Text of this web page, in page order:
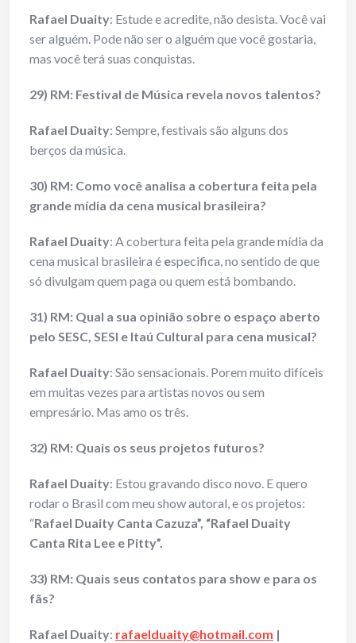
Rafael Duaity: Estude e acredite, não desista. Você vai
ser alguém. Pode não ser o alguém que você gostaria,
mas você terá suas conquistas.
29) RM: Festival de Música revela novos talentos?
Rafael Duaity: Sempre, festivais são alguns dos
berços da música.
30) RM: Como você analisa a cobertura feita pela
grande mídia da cena musical brasileira?
Rafael Duaity: A cobertura feita pela grande mídia da
cena musical brasileira é especifica, no sentido de que
só divulgam quem paga ou quem está bombando.
31) RM: Qual a sua opinião sobre o espaço aberto
pelo SESC, SESI e Itaú Cultural para cena musical?
Rafael Duaity: São sensacionais. Porem muito difíceis
em muitas vezes para artistas novos ou sem
empresário. Mas amo os três.
32) RM: Quais os seus projetos futuros?
Rafael Duaity: Estou gravando disco novo. E quero
rodar o Brasil com meu show autoral, e os projetos:
“Rafael Duaity Canta Cazuza”, “Rafael Duaity
Canta Rita Lee e Pitty”.
33) RM: Quais seus contatos para show e para os
fãs?
Rafael Duaity: rafaelduaity@hotmail.com |